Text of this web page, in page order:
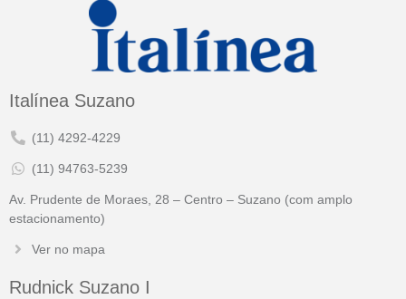
Italínea Suzano
(11) 4292-4229
(11) 94763-5239
Av. Prudente de Moraes, 28 – Centro – Suzano (com amplo
estacionamento)
Ver no mapa
Rudnick Suzano I